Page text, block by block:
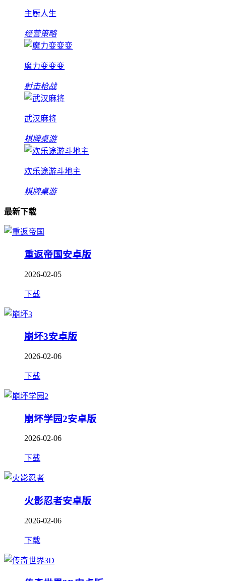
主厨人生
经营策略
魔力变变变
射击枪战
武汉麻将
棋牌桌游
欢乐途游斗地主
棋牌桌游
最新下载
重返帝国安卓版
2026-02-05
下载
崩坏3安卓版
2026-02-06
下载
崩坏学园2安卓版
2026-02-06
下载
火影忍者安卓版
2026-02-06
下载